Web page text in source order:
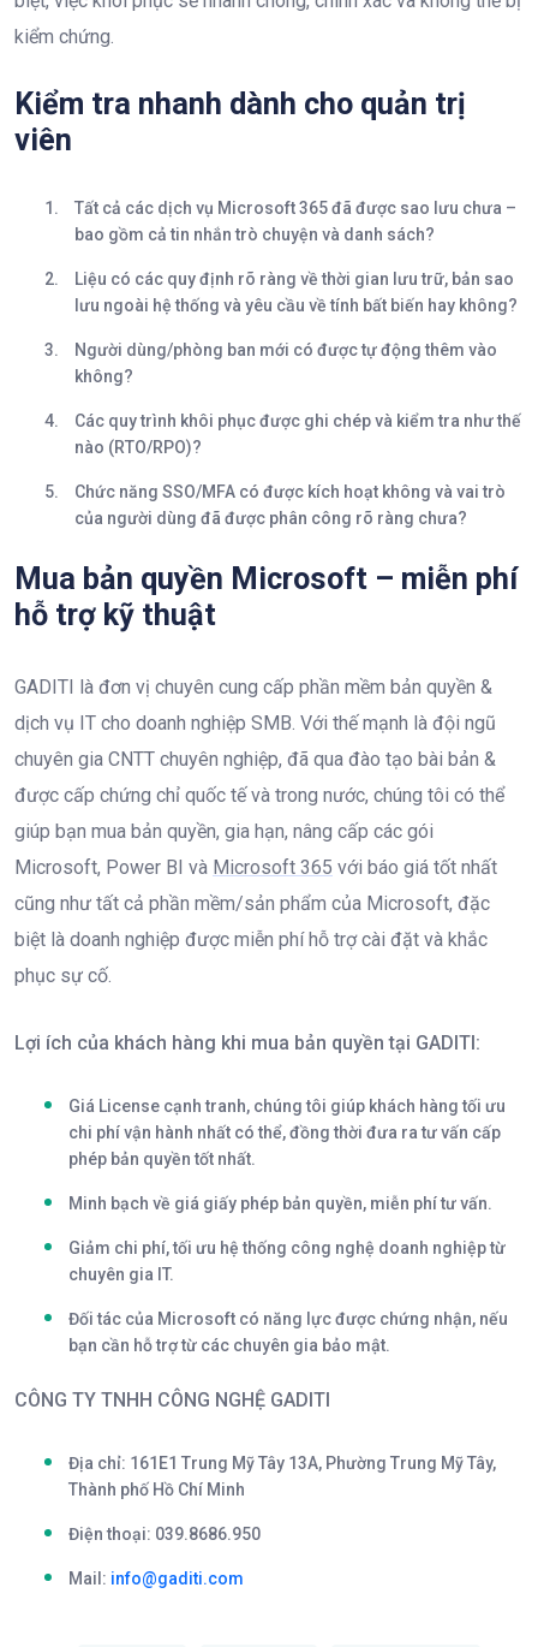
kiểm chứng.
Kiểm tra nhanh dành cho quản trị
viên​
Tất cả các dịch vụ Microsoft 365 đã được sao lưu chưa –
bao gồm cả tin nhắn trò chuyện và danh sách?
Liệu có các quy định rõ ràng về thời gian lưu trữ, bản sao
lưu ngoài hệ thống và yêu cầu về tính bất biến hay không?
Người dùng/phòng ban mới có được tự động thêm vào
không?
Các quy trình khôi phục được ghi chép và kiểm tra như thế
nào (RTO/RPO)?
Chức năng SSO/MFA có được kích hoạt không và vai trò
của người dùng đã được phân công rõ ràng chưa?
Mua bản quyền Microsoft – miễn phí
hỗ trợ kỹ thuật
GADITI là đơn vị chuyên cung cấp phần mềm bản quyền &
dịch vụ IT cho doanh nghiệp SMB. Với thế mạnh là đội ngũ
chuyên gia CNTT chuyên nghiệp, đã qua đào tạo bài bản &
được cấp chứng chỉ quốc tế và trong nước, chúng tôi có thể
giúp bạn mua bản quyền, gia hạn, nâng cấp các gói
Microsoft, Power BI và Microsoft 365 với báo giá tốt nhất
cũng như tất cả phần mềm/sản phẩm của Microsoft, đặc
biệt là doanh nghiệp được miễn phí hỗ trợ cài đặt và khắc
phục sự cố.
Lợi ích của khách hàng khi mua bản quyền tại GADITI:
Giá License cạnh tranh, chúng tôi giúp khách hàng tối ưu
chi phí vận hành nhất có thể, đồng thời đưa ra tư vấn cấp
phép bản quyền tốt nhất.
Minh bạch về giá giấy phép bản quyền, miễn phí tư vấn.
Giảm chi phí, tối ưu hệ thống công nghệ doanh nghiệp từ
chuyên gia IT.
Đối tác của Microsoft có năng lực được chứng nhận, nếu
bạn cần hỗ trợ từ các chuyên gia bảo mật.
CÔNG TY TNHH CÔNG NGHỆ GADITI
Địa chỉ: 161E1 Trung Mỹ Tây 13A, Phường Trung Mỹ Tây,
Thành phố Hồ Chí Minh
Điện thoại: 039.8686.950
Mail: info@gaditi.com